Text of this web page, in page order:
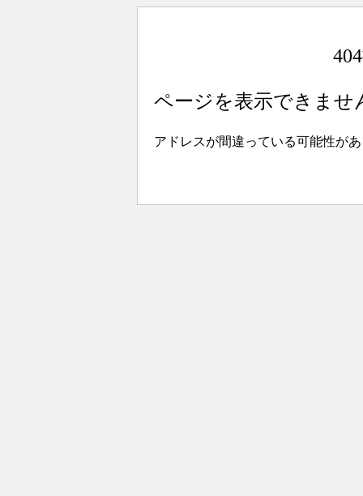
ページを表示できませ
アドレスが間違っている可能性が